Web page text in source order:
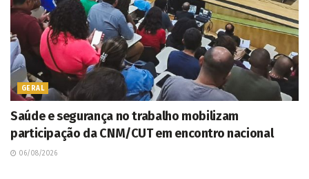
GERAL
Saúde e segurança no trabalho mobilizam
participação da CNM/CUT em encontro nacional
06/08/2026